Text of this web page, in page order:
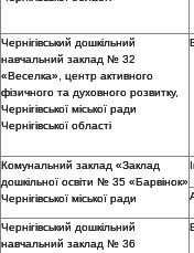
Чернігівський дошкільний
навчальний заклад № 32
«Веселка», центр активного
фізичного та духовного розвитку,
Чернігівської міської ради
Чернігівської області
Комунальний заклад «Заклад
дошкільної освіти № 35 «Барвінок»
Чернігівської міської ради
Чернігівський дошкільний
навчальний заклад № 36